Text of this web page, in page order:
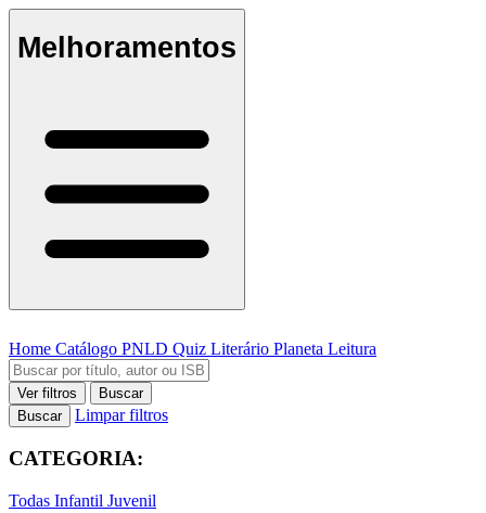
Melhoramentos
Home Catálogo PNLD Quiz Literário Planeta Leitura
Ver filtros
Buscar
Buscar
Limpar filtros
CATEGORIA:
Todas Infantil Juvenil